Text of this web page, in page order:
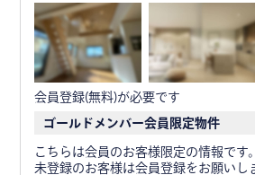
会員登録(無料)が必要です
ゴールドメンバー会員限定物件
こちらは会員のお客様限定の情報です。
未登録のお客様は会員登録をお願いし